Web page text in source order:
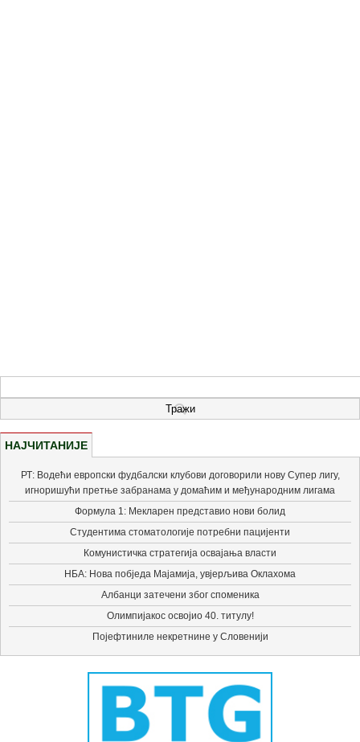
НАЈЧИТАНИЈЕ
РТ: Водећи европски фудбалски клубови договорили нову Супер лигу,
игноришући претње забранама у домаћим и међународним лигама
Формула 1: Мекларен представио нови болид
Студентима стоматологије потребни пацијенти
Комунистичка стратегија освајања власти
НБА: Нова побједа Мајамија, увјерљива Оклахома
Албанци затечени због споменика
Олимпијакос освојио 40. титулу!
Појефтиниле некретнине у Словенији